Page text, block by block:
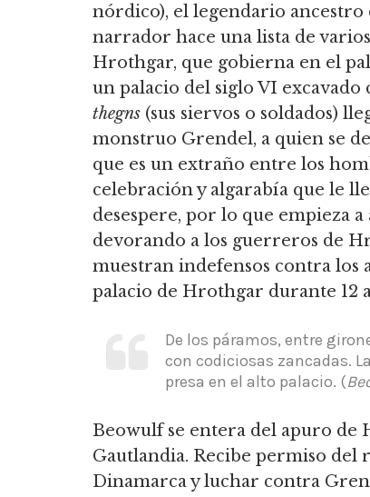
nórdico), el legendario ancestro
narrador hace una lista de
Hrothgar, que gobierna en el
un palacio del siglo VI excavado
thegns (sus siervos o soldados)
monstruo Grendel, a quien se
que es un extraño entre los
celebración y algarabía que le
desespere, por lo que empieza
devorando a los guerreros de
muestran indefensos contra los
palacio de Hrothgar durante 12
De los páramos, entre
con codiciosas zancadas.
presa en el alto palacio. (
Beowulf se entera del apuro de
Gautlandia. Recibe permiso del
Dinamarca y luchar contra